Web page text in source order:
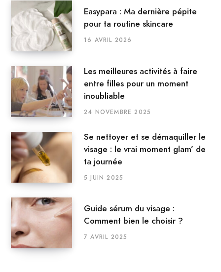
Easypara : Ma dernière pépite
pour ta routine skincare
16 AVRIL 2026
Les meilleures activités à faire
entre filles pour un moment
inoubliable
24 NOVEMBRE 2025
Se nettoyer et se démaquiller le
visage : le vrai moment glam’ de
ta journée
5 JUIN 2025
Guide sérum du visage :
Comment bien le choisir ?
7 AVRIL 2025